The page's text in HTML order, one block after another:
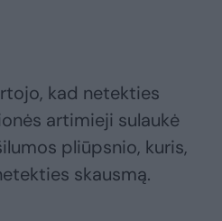
kad netekties
artimieji sulaukė
pliūpsnio, kuris,
skausmą.